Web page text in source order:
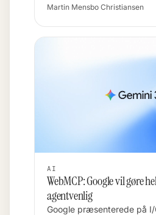
Martin Mensbo Christiansen
AI
WebMCP: Google vil gøre
agentvenlig
Google præsenterede på